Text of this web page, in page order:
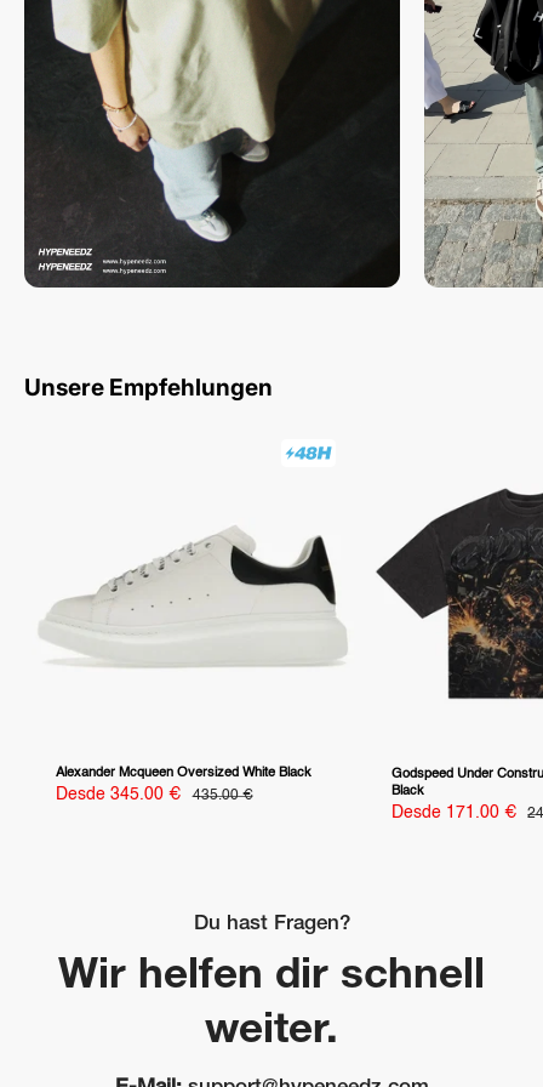
Unsere Empfehlungen
Alexander Mcqueen Oversized White Black
Precio
Desde 345.00 €
Precio
435.00 €
Godspeed Under
Black
Precio
Desde 171.00 €
Du hast Fragen?
Wir helfen dir schnell
weiter.